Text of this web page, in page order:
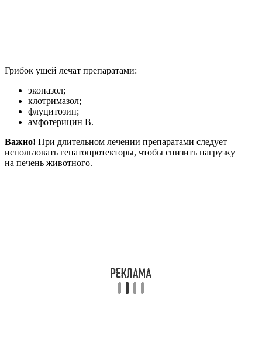
Грибок ушей лечат препаратами:
эконазол;
клотримазол;
флуцитозин;
амфотерицин B.
Важно! При длительном лечении препаратами следует
использовать гепатопротекторы, чтобы снизить нагрузку
на печень животного.